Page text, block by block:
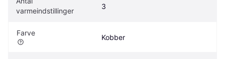
varmeindstillinger
3
Farve
Kobber